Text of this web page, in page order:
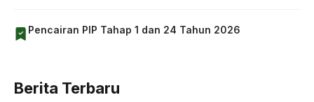
Pencairan PIP Tahap 1 dan 24 Tahun 2026
Berita Terbaru